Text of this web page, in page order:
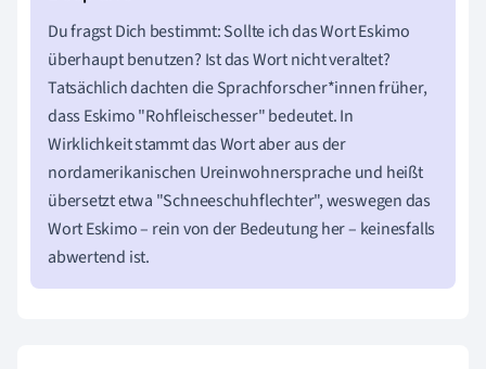
Du fragst Dich bestimmt: Sollte ich das Wort Eskimo
überhaupt benutzen? Ist das Wort nicht veraltet?
Tatsächlich dachten die Sprachforscher*innen früher,
dass Eskimo "Rohfleischesser" bedeutet. In
Wirklichkeit stammt das Wort aber aus der
nordamerikanischen Ureinwohnersprache und heißt
übersetzt etwa "Schneeschuhflechter", weswegen das
Wort Eskimo – rein von der Bedeutung her – keinesfalls
abwertend ist.